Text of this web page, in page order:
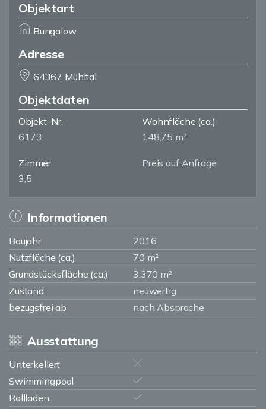
Objektart
Bungalow
Adresse
64367 Mühltal
Objektdaten
Objekt-Nr.
6173
Wohnfläche (ca.)
148,75 m²
Zimmer
3,5
Preis auf Anfrage
Informationen
Baujahr
2016
Nutzfläche (ca.)
70 m²
Grundstücksfläche (ca.)
3.370 m²
Zustand
neuwertig
bezugsfrei ab
nach Absprache
Ausstattung
Unterkellert
Swimmingpool
Rollladen